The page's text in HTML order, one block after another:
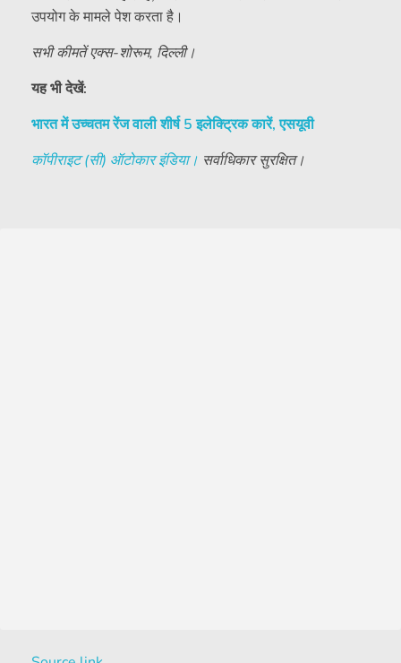
उपयोग के मामले पेश करता है।
सभी कीमतें एक्स-शोरूम, दिल्ली।
यह भी देखें:
भारत में उच्चतम रेंज वाली शीर्ष 5 इलेक्ट्रिक कारें, एसयूवी
कॉपीराइट (सी) ऑटोकार इंडिया। सर्वाधिकार सुरक्षित।